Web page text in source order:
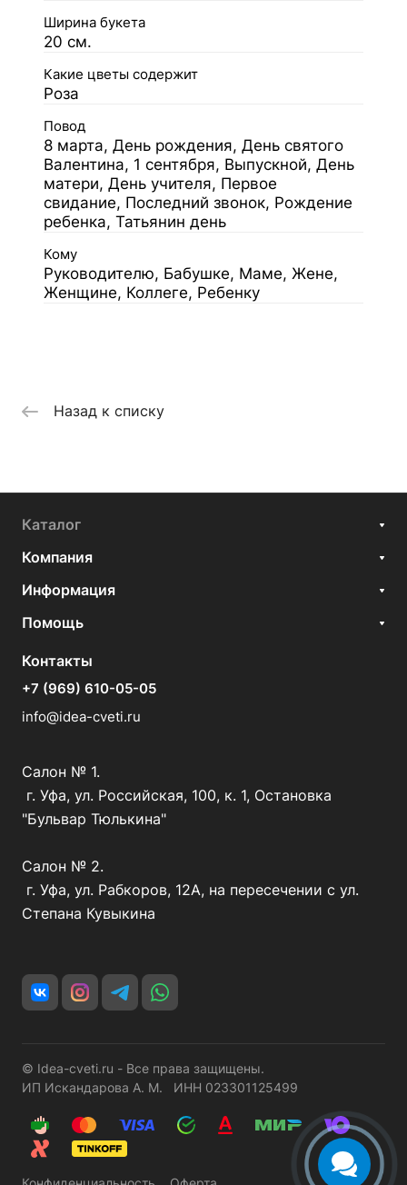
Ширина букета
20 см.
Какие цветы содержит
Роза
Повод
8 марта, День рождения, День святого
Валентина, 1 сентября, Выпускной, День
матери, День учителя, Первое
свидание, Последний звонок, Рождение
ребенка, Татьянин день
Кому
Руководителю, Бабушке, Маме, Жене,
Женщине, Коллеге, Ребенку
Назад к списку
Каталог
Компания
Информация
Помощь
Контакты
+7 (969) 610-05-05
info@idea-cveti.ru
Салон № 1.
г. Уфа, ул. Российская, 100, к. 1, Остановка
"Бульвар Тюлькина"
Салон № 2.
г. Уфа, ул. Рабкоров, 12А, на пересечении с ул.
Степана Кувыкина
© Idea-cveti.ru - Все права защищены.
ИП Искандарова А. М. ИНН 023301125499